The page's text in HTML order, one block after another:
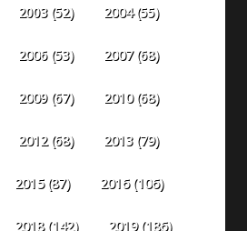
2003(52) 2004(55)
2006(53) 2007(68)
2009(67) 2010(68)
2012(68) 2013(79)
2015(87) 2016(106)
2018(142) 2019(186)